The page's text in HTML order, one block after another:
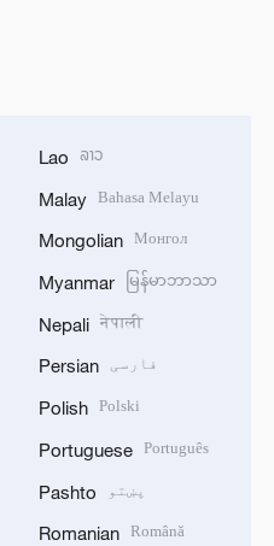
Lao ລາວ
Malay Bahasa Melayu
Mongolian Монгол
Myanmar မြန်မာဘာသာ
Nepali नेपाली
Persian فارسی
Polish Polski
Portuguese Português
Pashto پښتو
Romanian Română